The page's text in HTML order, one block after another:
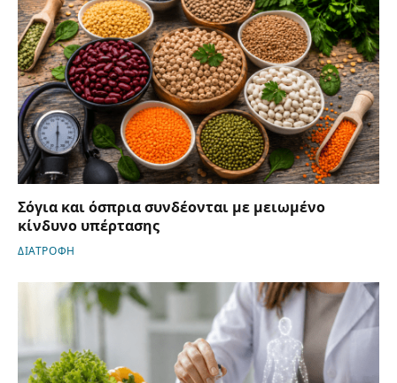
Σόγια και όσπρια συνδέονται με μειωμένο
κίνδυνο υπέρτασης
ΔΙΑΤΡΟΦΗ